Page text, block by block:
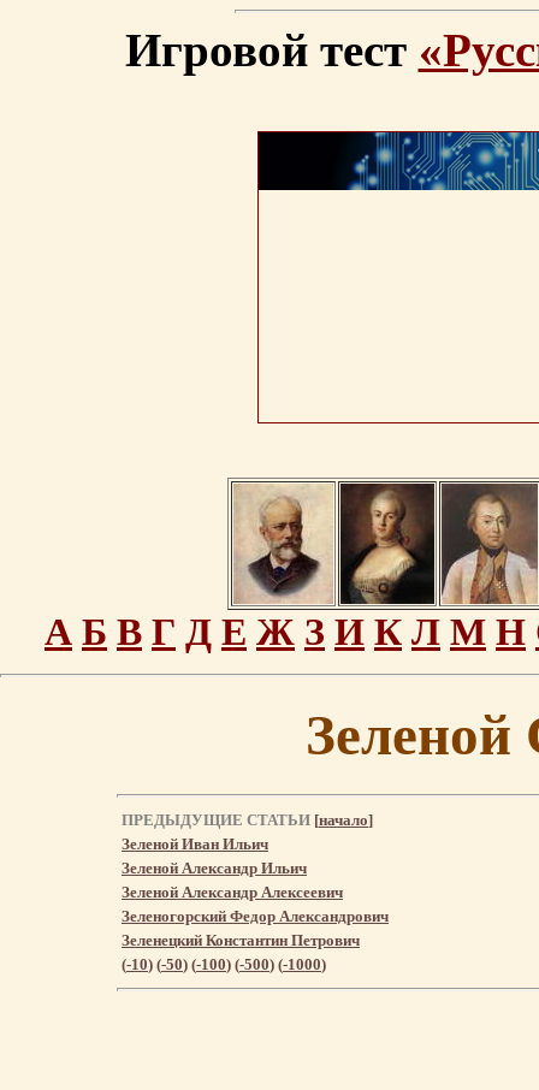
Игровой тест
А Б В Г Д Е Ж З И К Л М Н
ПРЕДЫДУЩИЕ СТАТЬИ [начало]
Зеленой Иван Ильич
Зеленой Александр Ильич
Зеленой Александр Алексеевич
Зеленогорский Федор Александрович
Зеленецкий Константин Петрович
(-10) (-50) (-100) (-500) (-1000)